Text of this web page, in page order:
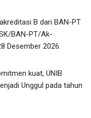
B dari BAN-PT
BAN-PT/Ak-
Desember 2026.
kuat, UNIB
Unggul pada tahun